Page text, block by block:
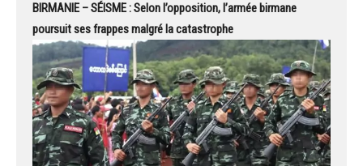
BIRMANIE – SÉISME : Selon l’opposition, l’armée birmane
poursuit ses frappes malgré la catastrophe